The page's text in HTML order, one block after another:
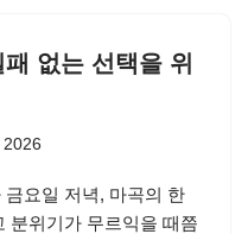
없는 선택을 위
요일 저녁, 마곡의 한
분위기가 무르익을 때쯤